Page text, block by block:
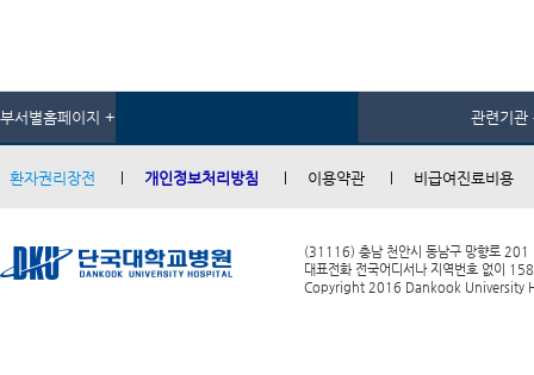
부서별홈페이지 + 관련기관
환자권리장전 개인정보처리방침 이용약관 비급여진료비용
(31116) 충남 천안시 동남구 망향로 201
대표전화 전국어디서나 지역번호 없이
Copyright 2016 Dankook University